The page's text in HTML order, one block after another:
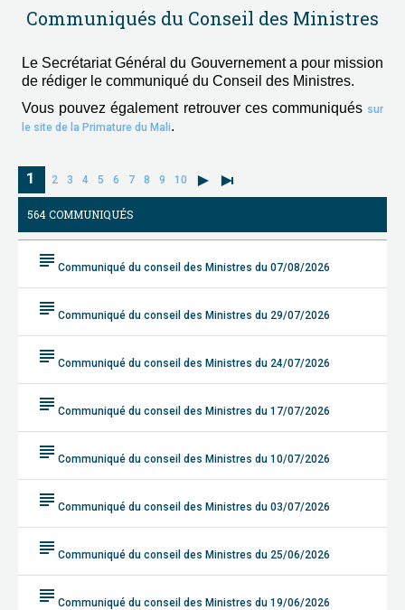
Communiqués du Conseil des Ministres
Le Secrétariat Général du Gouvernement a pour mission
de rédiger le communiqué du Conseil des Ministres.
Vous pouvez également retrouver ces communiqués sur
le site de la Primature du Mali.
1 2 3 4 5 6 7 8 9 10
564 COMMUNIQUÉS
subject Communiqué du conseil des Ministres du 07/08/2026
subject Communiqué du conseil des Ministres du 29/07/2026
subject Communiqué du conseil des Ministres du 24/07/2026
subject Communiqué du conseil des Ministres du 17/07/2026
subject Communiqué du conseil des Ministres du 10/07/2026
subject Communiqué du conseil des Ministres du 03/07/2026
subject Communiqué du conseil des Ministres du 25/06/2026
subject Communiqué du conseil des Ministres du 19/06/2026